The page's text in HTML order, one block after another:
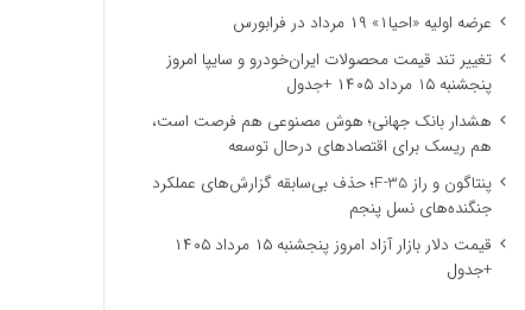
عرضه اولیه «احیا۱» ۱۹ مرداد در فرابورس
تغییر تند قیمت محصولات ایران‌خودرو و سایپا امروز
پنجشنبه ۱۵ مرداد ۱۴۰۵ +جدول
هشدار بانک جهانی؛ هوش مصنوعی هم فرصت است،
هم ریسک برای اقتصادهای درحال توسعه
پنتاگون و راز F-35؛ حذف بی‌سابقه گزارش‌های عملکرد
جنگنده‌های نسل پنجم
قیمت دلار بازار آزاد امروز پنجشنبه ۱۵ مرداد ۱۴۰۵
+جدول